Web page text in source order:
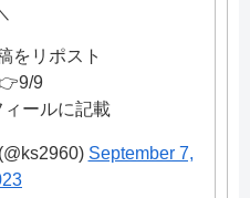
をリポスト
9
ールに記載
September 7,